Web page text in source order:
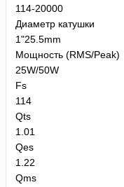
114-20000
Диаметр катушки
1"25.5mm
Мощность (RMS/Peak)
25W/50W
Fs
114
Qts
1.01
Qes
1.22
Qms